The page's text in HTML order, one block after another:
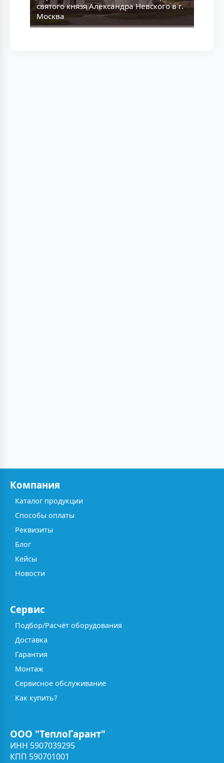
святого князя Александра Невского в г.
Москва
Компания
Каталог продукции
Способы оплаты
Реквизиты
Блог
Кейсы
Новости
Сервис
Подбор/Расчёт оборудования
Доставка
Гарантия
Монтаж
Сервисное обслуживание
Как купить?
ООО "ТеплоГарант"
ИНН 5907039295
КПП 590701001